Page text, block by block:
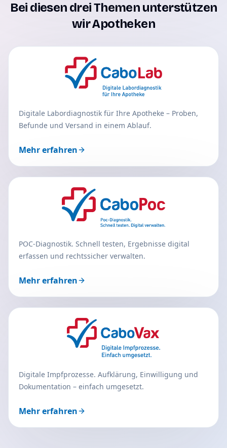
Bei diesen drei Themen unterstützen
wir Apotheken
Digitale Labordiagnostik für Ihre Apotheke – Proben,
Befunde und Versand in einem Ablauf.
Mehr erfahren
POC-Diagnostik. Schnell testen, Ergebnisse digital
erfassen und rechtssicher verwalten.
Mehr erfahren
Digitale Impfprozesse. Aufklärung, Einwilligung und
Dokumentation – einfach umgesetzt.
Mehr erfahren